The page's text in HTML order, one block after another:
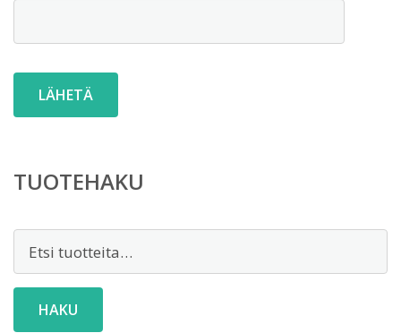
TUOTEHAKU
HAKU